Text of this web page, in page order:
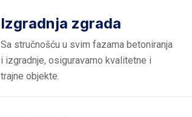
Izgradnja zgrada
Sa stručnošću u svim fazama betoniranja
i izgradnje, osiguravamo kvalitetne i
trajne objekte.